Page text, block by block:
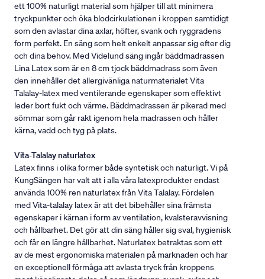
ett 100% naturligt material som hjälper till att minimera
tryckpunkter och öka blodcirkulationen i kroppen samtidigt
som den avlastar dina axlar, höfter, svank och ryggradens
form perfekt. En säng som helt enkelt anpassar sig efter dig
och dina behov. Med Videlund säng ingår bäddmadrassen
Lina Latex som är en 8 cm tjock bäddmadrass som även
den innehåller det allergivänliga naturmaterialet Vita
Talalay-latex med ventilerande egenskaper som effektivt
leder bort fukt och värme. Bäddmadrassen är pikerad med
sömmar som går rakt igenom hela madrassen och håller
kärna, vadd och tyg på plats.
Vita-Talalay naturlatex
Latex finns i olika former både syntetisk och naturligt. Vi på
KungSängen har valt att i alla våra latexprodukter endast
använda 100% ren naturlatex från Vita Talalay. Fördelen
med Vita-talalay latex är att det bibehåller sina främsta
egenskaper i kärnan i form av ventilation, kvalsteravvisning
och hållbarhet. Det gör att din säng håller sig sval, hygienisk
och får en längre hållbarhet. Naturlatex betraktas som ett
av de mest ergonomiska materialen på marknaden och har
en exceptionell förmåga att avlasta tryck från kroppens